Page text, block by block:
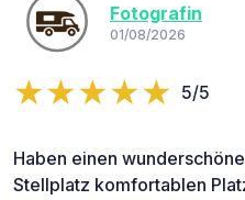
Fotografin
01/08/2026
5/5
Haben einen
Stellplatz komfortablen